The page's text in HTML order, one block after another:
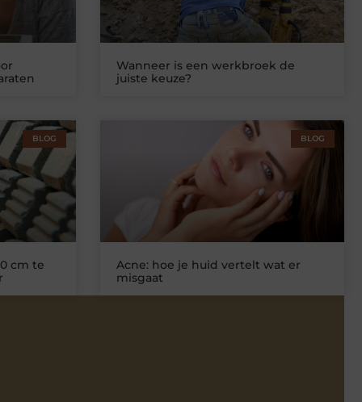
Wanneer is een werkbroek de
juiste keuze?
BLOG
cm te
BLOG
Acne: hoe je huid vertelt wat er
misgaat